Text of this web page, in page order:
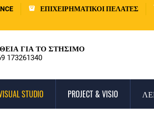
ΕΠΙΧΕΙΡΗΜΑΤΙΚΟΊ ΠΕΛΆΤΕΣ
ΓΙΑ ΤΟ ΣΤΉΣΙΜΟ
173261340
STUDIO PROJECT & VISIO